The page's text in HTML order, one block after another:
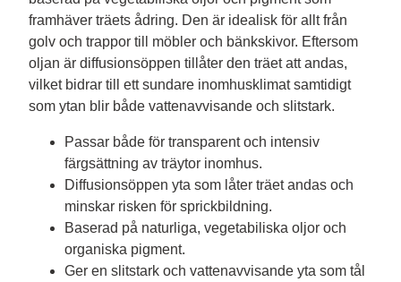
framhäver träets ådring. Den är idealisk för allt från
golv och trappor till möbler och bänkskivor. Eftersom
oljan är diffusionsöppen tillåter den träet att andas,
vilket bidrar till ett sundare inomhusklimat samtidigt
Passar både för transparent och intensiv
färgsättning av träytor inomhus.
Diffusionsöppen yta som låter träet andas och
minskar risken för sprickbildning.
Baserad på naturliga, vegetabiliska oljor och
organiska pigment.
Ger en slitstark och vattenavvisande yta som tål